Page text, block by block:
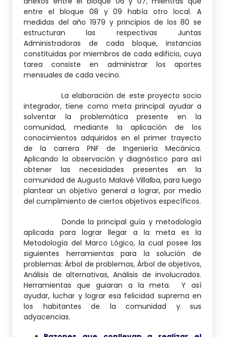
entre el bloque 08 y 09 había otro local. A
medidas del año 1979 y principios de los 80 se
estructuran las respectivas Juntas
Administradoras de cada bloque, instancias
constituidas por miembros de cada edificio, cuya
tarea consiste en administrar los aportes
mensuales de cada vecino.
La elaboración de este proyecto socio
integrador, tiene como meta principal ayudar a
solventar la problemática presente en la
comunidad, mediante la aplicación de los
conocimientos adquiridos en el primer trayecto
de la carrera PNF de Ingeniería Mecánica.
Aplicando la observación y diagnóstico para así
obtener las necesidades presentes en la
comunidad de Augusto Malavé Villalba, para luego
plantear un objetivo general a lograr, por medio
del cumplimiento de ciertos objetivos específicos.
Donde la principal guía y metodología
aplicada para lograr llegar a la meta es la
Metodología del Marco Lógico, la cual posee las
siguientes herramientas para la solución de
problemas: Árbol de problemas, Árbol de objetivos,
Análisis de alternativas, Análisis de involucrados.
Herramientas que guiaran a la meta. Y así
ayudar, luchar y lograr esa felicidad suprema en
los habitantes de la comunidad y sus
adyacencias.